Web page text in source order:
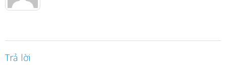
Trả lời